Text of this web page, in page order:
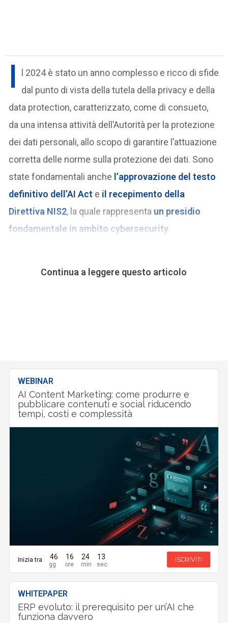
I
l 2024 è stato un anno complesso e ricco di sfide
dal punto di vista della tutela della privacy e della
data protection, caratterizzato, come di consueto,
da una intensa attività dell’Autorità per la protezione
dei dati personali, allo scopo di garantire l’attuazione
corretta delle norme sulla protezione dei dati. Sono
state fondamentali anche l’approvazione del testo
definitivo dell’AI Act e il recepimento della
Direttiva NIS2, la quale rappresenta un presidio
fondamentale in ambito cybersecurity
Continua a leggere questo articolo
WEBINAR
AI Content Marketing: come produrre e
pubblicare contenuti e social riducendo
tempi, costi e complessità
Inizia tra 46 16 24 12 ISCRIVITI
WHITEPAPER
ERP evoluto: il prerequisito per un’AI che
funziona davvero